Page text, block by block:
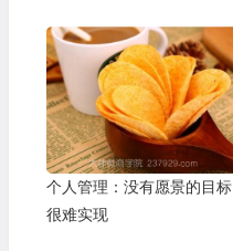
个人管理：没有愿景的目标
很难实现